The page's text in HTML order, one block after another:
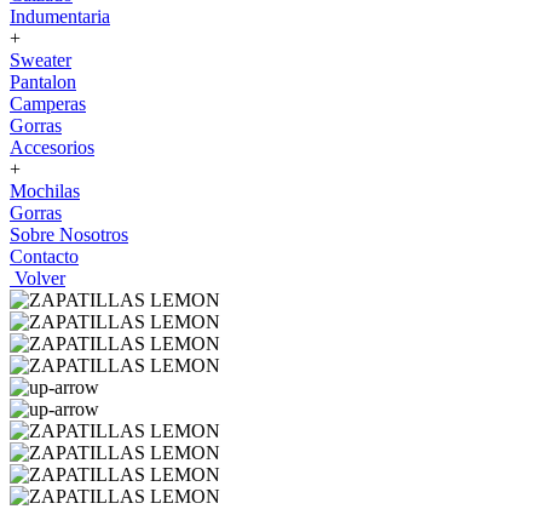
Indumentaria
+
Sweater
Pantalon
Camperas
Gorras
Accesorios
+
Mochilas
Gorras
Sobre Nosotros
Contacto
Volver